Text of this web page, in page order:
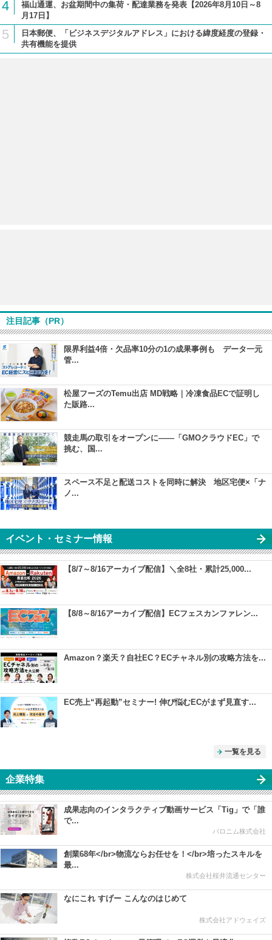
4
福山通運、お盆期間中の集荷・配達業務を発表【2026年8月10日～8
月17日】
5
日本郵便、「ビジネスデジタルアドレス」における緯度経度の登録・
共有機能を提供
注目記事（PR）
限界利益4倍・欠品率10分の1の成果事例も データ一元
管...
松屋フーズのTemu出店 MD戦略｜冷凍食品ECで証明し
た販路...
競走馬の取引をオープンに――「GMOクラウドEC」で
挑む、国...
スペース不足と配送コストを同時に解決 地区宅便×「ナ
ノ...
イベント・セミナー情報
【8/7～8/16アーカイブ配信】＼全8社・累計25,000...
【8/8～8/16アーカイブ配信】ECフェスカンファレン...
Amazon？楽天？自社EC？ECチャネル別の攻略方法を...
EC売上“再起動”セミナー! 伸び悩むECがまず見直す...
一覧を見る
企業特集
成果志向のインタラクティブ動画サービス「Tig」で「誰
で...
パロニム株式会社
創業68年</br>物流ならお任せを！</br>培ったスキルを
最...
株式会社桜井流通センター
なにこれ すげー こんなのはじめて
株式会社アドウェイズ